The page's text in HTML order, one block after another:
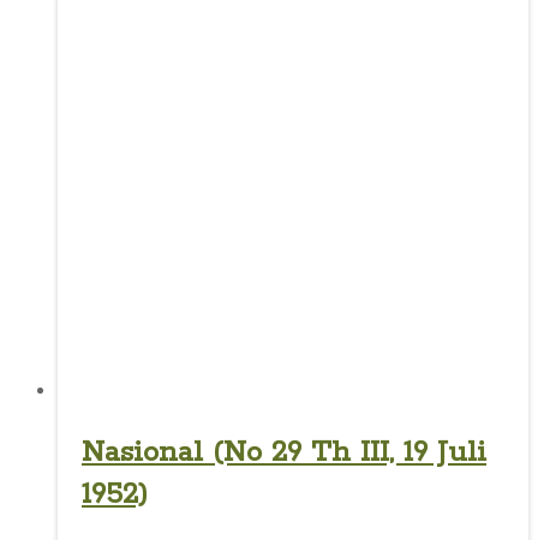
Nasional (No 29 Th III, 19 Juli
1952)